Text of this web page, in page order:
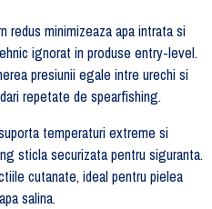
redus minimizeaza apa intrata si
ignorat in produse entry-level.
presiunii egale intre urechi si
repetate de spearfishing.
temperaturi extreme si
sticla securizata pentru siguranta.
cutanate, ideal pentru pielea
salina.